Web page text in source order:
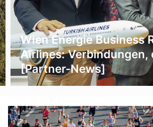
Wien Energie Business
Airlines:
[Partner-News]